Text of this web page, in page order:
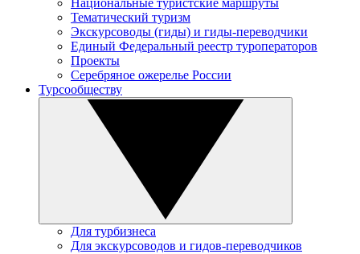
Национальные туристские маршруты
Тематический туризм
Экскурсоводы (гиды) и гиды-переводчики
Единый Федеральный реестр туроператоров
Проекты
Серебряное ожерелье России
Турсообществу
Для турбизнеса
Для экскурсоводов и гидов-переводчиков